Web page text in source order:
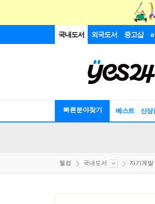
국내도서 외국도서 중고샵
빠른분야찾기 베스트 신상
웰컴 국내도서 자기계발